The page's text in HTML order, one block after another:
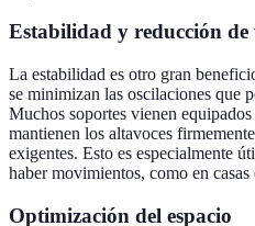
Estabilidad y reducción de
La estabilidad es otro gran
se minimizan las oscilaciones que
Muchos soportes vienen
mantienen los altavoces
exigentes. Esto es especialmente
haber movimientos, como en
Optimización del espacio